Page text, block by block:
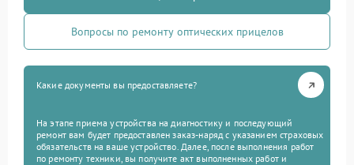
Вопросы по ремонту оптических прицелов
Какие документы вы предоставляете?
На этапе приема устройства на диагностику и последующий
ремонт вам будет предоставлен заказ-наряд с указанием страховых
обязательств на ваше устройство. Далее, после выполнения работ
по ремонту техники, вы получите акт выполненных работ и